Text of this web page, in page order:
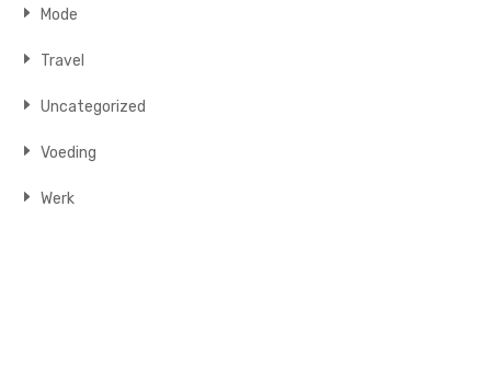
Mode
Travel
Uncategorized
Voeding
Werk